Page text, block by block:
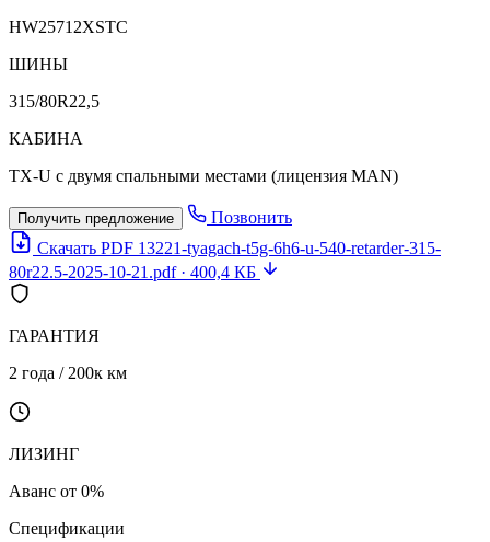
HW25712XSTC
ШИНЫ
315/80R22,5
КАБИНА
TX-U с двумя спальными местами (лицензия MAN)
Получить предложение
Позвонить
Скачать PDF 13221-tyagach-t5g-6h6-u-540-retarder-315-
80r22.5-2025-10-21.pdf · 400,4 КБ
ГАРАНТИЯ
2 года / 200к км
ЛИЗИНГ
Аванс от 0%
Спецификации